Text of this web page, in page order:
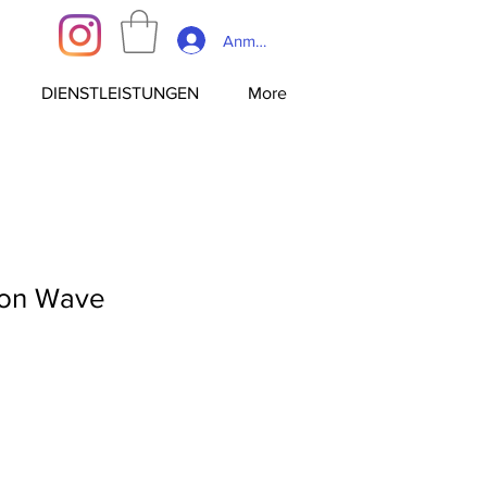
Anmelden
DIENSTLEISTUNGEN More
Wave